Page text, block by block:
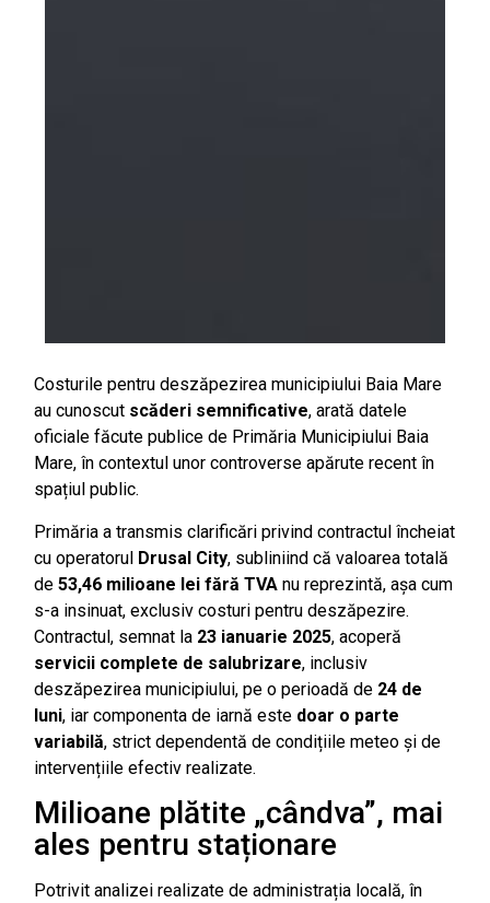
Costurile pentru deszăpezirea municipiului Baia Mare
au cunoscut scăderi semnificative, arată datele
oficiale făcute publice de Primăria Municipiului Baia
Mare, în contextul unor controverse apărute recent în
spațiul public.
Primăria a transmis clarificări privind contractul încheiat
cu operatorul Drusal City, subliniind că valoarea totală
de53,46 milioane lei fără TVA nu reprezintă, așa cum
s-a insinuat, exclusiv costuri pentru deszăpezire.
Contractul, semnat la 23 ianuarie 2025, acoperă
servicii complete de salubrizare, inclusiv
deszăpezirea municipiului, pe o perioadă de 24 de
luni, iar componenta de iarnă este doar o parte
variabilă, strict dependentă de condițiile meteo și de
intervențiile efectiv realizate.
Milioane plătite „cândva”, mai
ales pentru staționare
Potrivit analizei realizate de administrația locală, în